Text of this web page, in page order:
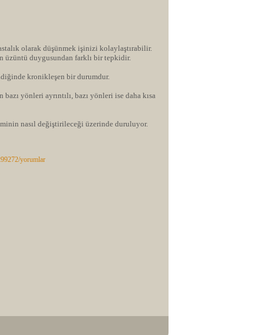
olarak düşünmek işinizi kolaylaştırabilir.
üzüntü duygusundan farklı bir tepkidir.
kronikleşen bir durumdur.
yönleri ayrıntılı, bazı yönleri ise daha kısa
nasıl değiştirileceği üzerinde duruluyor.
yorumlar